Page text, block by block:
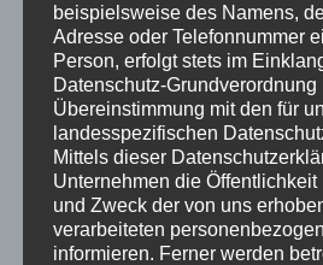
Dezember 2015
Kategorien
Aktionen
Ausstellungen
Flechtkurse
Impressionen
beispielsweise des Namens,
Adresse oder Telefonnummer
Person, erfolgt stets im
Datenschutz-Grundverordnung
Übereinstimmung mit den für
landesspezifischen
Mittels dieser
Unternehmen die Öffentlichkeit
und Zweck der von uns
verarbeiteten
informieren. Ferner werden